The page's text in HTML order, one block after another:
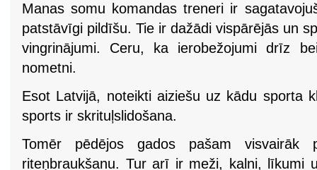
Manas somu komandas treneri ir
patstāvīgi pildīšu. Tie ir dažādi vispārējās un
vingrinājumi. Ceru, ka ierobežojumi drīz
nometni.
Esot Latvijā, noteikti aiziešu uz kādu sporta
sports ir skrituļslidošana.
Tomēr pēdējos gados pašam visvairāk
riteņbraukšanu. Tur arī ir meži, kalni, līkumi